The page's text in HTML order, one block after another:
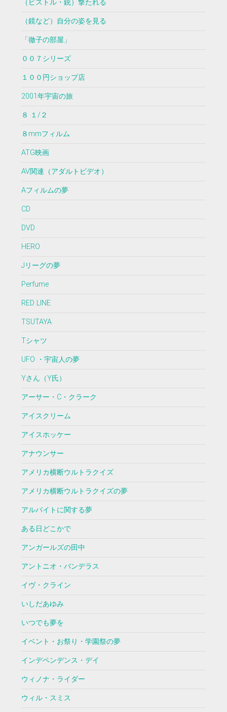
（ピストル・銃）撃たれる
（鏡など）自分の姿を見る
「徹子の部屋」
００７シリーズ
１００円ショップ店
2001年宇宙の旅
８ １/２
８mmフィルム
ATG映画
AV関連（アダルトビデオ）
Aフィルムの夢
CD
DVD
HERO
Jリーグの夢
Perfume
RED LINE
TSUTAYA
Tシャツ
UFO ・宇宙人の夢
Yさん（Y氏）
アーサー・C・クラーク
アイスクリーム
アイスホッケー
アナウンサー
アメリカ横断ウルトラクイズ
アメリカ横断ウルトラクイズの夢
アルバイトに関する夢
ある日どこかで
アンガールズの田中
アントニオ・バンデラス
イヴ・クライン
いしだあゆみ
いつでも夢を
イベント・お祭り・学園祭の夢
インデペンデンス・デイ
ウィノナ・ライダー
ウィル・スミス